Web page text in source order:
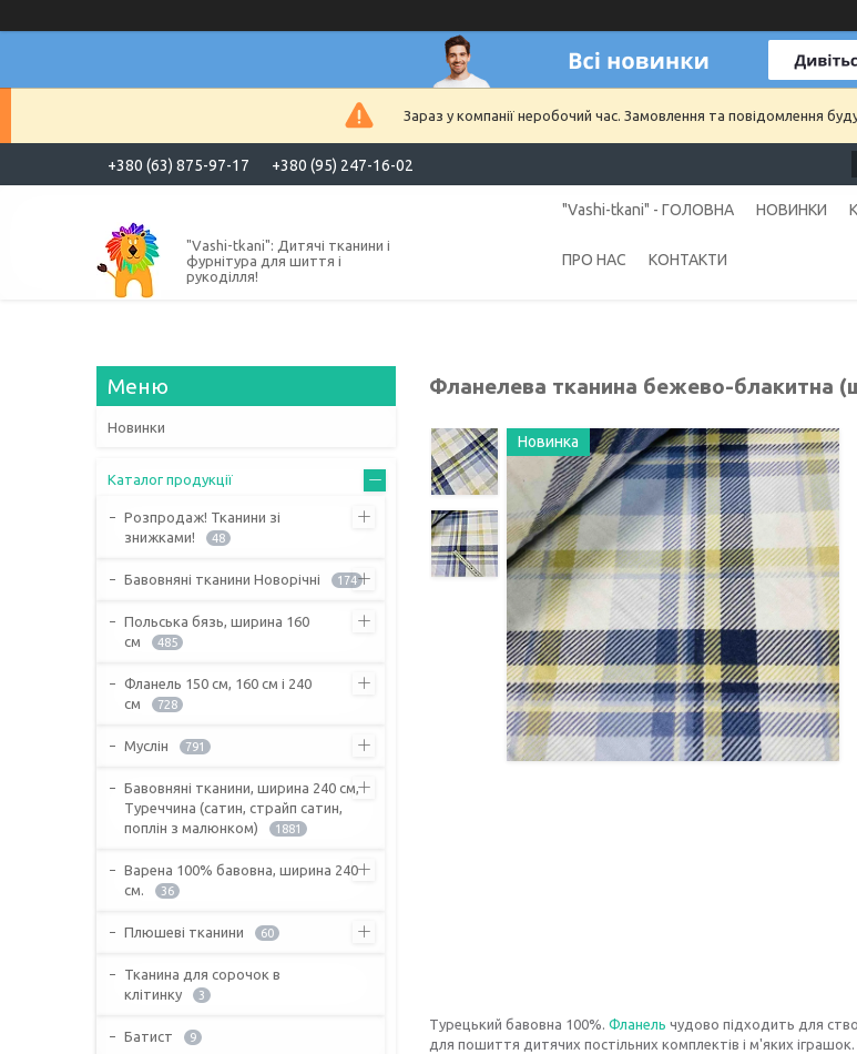
Зараз у компанії неробочий час. Замовлення та повідомлення
+380 (63) 875-97-17 +380 (95) 247-16-02
"Vashi-tkani": Дитячі тканини і
фурнітура для шиття і
рукоділля!
"Vashi-tkani" - ГОЛОВНА НОВИНКИ
ПРО НАС КОНТАКТИ
Фланелева тканина бежево-блакитна
Новинка
Турецький бавовна 100%. Фланель чудово підходить для
для пошиття дитячих постільних комплектів і м'яких
Новинки
Каталог продукції
Розпродаж! Тканини зі
знижками!
48
Бавовняні тканини Новорічні 174
Польська бязь, ширина 160
см
485
Фланель 150 см, 160 см і 240
см
728
Муслін 791
Бавовняні тканини, ширина 240 см,
Туреччина (сатин, страйп сатин,
поплін з малюнком)
1881
Варена 100% бавовна, ширина 240
см.
36
Плюшеві тканини 60
Тканина для сорочок в
клітинку
3
Батист 9